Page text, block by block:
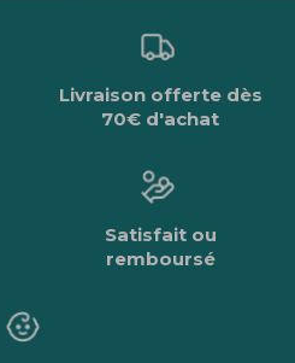
Livraison offerte dès
70€ d'achat
Satisfait ou
remboursé